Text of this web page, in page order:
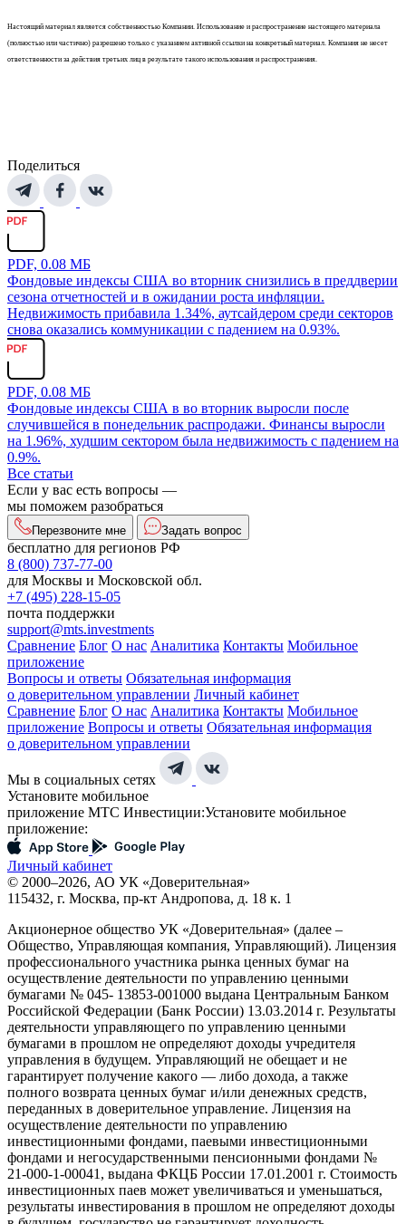
Настоящий материал является собственностью Компании. Использование и распространение настоящего материала
(полностью или частично) разрешено только с указанием активной ссылки на конкретный материал. Компания не несет
ответственности за действия третьих лиц в результате такого использования и распространения.
Поделиться
PDF, 0.08 МБ
Фондовые индексы США во вторник снизились в преддверии
сезона отчетностей и в ожидании роста инфляции.
Недвижимость прибавила 1.34%, аутсайдером среди секторов
снова оказались коммуникации с падением на 0.93%.
PDF, 0.08 МБ
Фондовые индексы США в во вторник выросли после
случившейся в понедельник распродажи. Финансы выросли
на 1.96%, худшим сектором была недвижимость с падением на
0.9%.
Все статьи
Если у вас есть вопросы —
мы поможем разобраться
Перезвоните мне Задать вопрос
бесплатно для регионов РФ
8 (800) 737-77-00
для Москвы и Московской обл.
+7 (495) 228-15-05
почта поддержки
support@mts.investments
Сравнение Блог О нас Аналитика Контакты Мобильное
приложение
Вопросы и ответы Обязательная информация
о доверительном управлении Личный кабинет
Сравнение Блог О нас Аналитика Контакты Мобильное
приложение Вопросы и ответы Обязательная информация
о доверительном управлении
Мы в социальных сетях
Установите мобильное
приложение МТС Инвестиции:Установите мобильное
приложение:
Личный кабинет
© 2000–2026, АО УК «Доверительная»
115432, г. Москва, пр-кт Андропова, д. 18 к. 1
Акционерное общество УК «Доверительная» (далее –
Общество, Управляющая компания, Управляющий). Лицензия
профессионального участника рынка ценных бумаг на
осуществление деятельности по управлению ценными
бумагами № 045- 13853-001000 выдана Центральным Банком
Российской Федерации (Банк России) 13.03.2014 г. Результаты
деятельности управляющего по управлению ценными
бумагами в прошлом не определяют доходы учредителя
управления в будущем. Управляющий не обещает и не
гарантирует получение какого — либо дохода, а также
полного возврата ценных бумаг и/или денежных средств,
переданных в доверительное управление. Лицензия на
осуществление деятельности по управлению
инвестиционными фондами, паевыми инвестиционными
фондами и негосударственными пенсионными фондами №
21-000-1-00041, выдана ФКЦБ России 17.01.2001 г. Стоимость
инвестиционных паев может увеличиваться и уменьшаться,
результаты инвестирования в прошлом не определяют доходы